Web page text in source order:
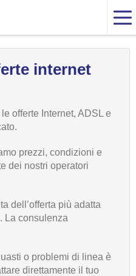
internet
offerte Internet, ADSL e
prezzi, condizioni e
dei nostri operatori
dell’offerta più adatta
La consulenza
o problemi di linea è
direttamente il tuo